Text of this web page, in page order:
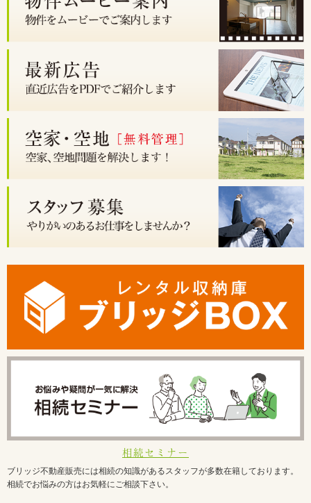
相続セミナー
ブリッジ不動産販売には相続の知識があるスタッフが多数在籍しております。
相続でお悩みの方はお気軽にご相談下さい。